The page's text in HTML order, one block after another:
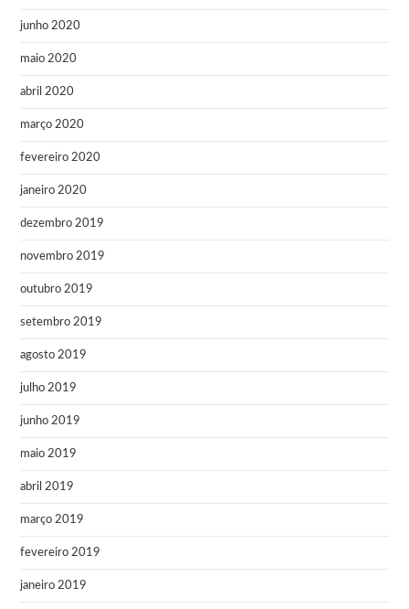
junho 2020
maio 2020
abril 2020
março 2020
fevereiro 2020
janeiro 2020
dezembro 2019
novembro 2019
outubro 2019
setembro 2019
agosto 2019
julho 2019
junho 2019
maio 2019
abril 2019
março 2019
fevereiro 2019
janeiro 2019